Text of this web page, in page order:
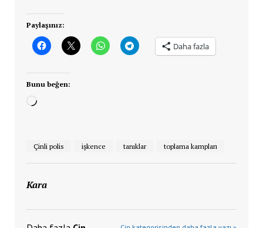
Paylaşınız:
Daha fazla
Bunu beğen:
Yükleniyor...
Çinli polis işkence tanıklar toplama kampları
Kara